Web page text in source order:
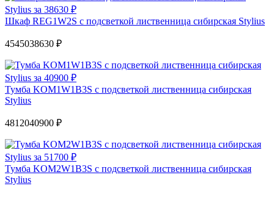
Шкаф REG1W2S с подсветкой лиственница сибирская Stylius
4545038630 ₽
Тумба KOM1W1B3S с подсветкой лиственница сибирская
Stylius
4812040900 ₽
Тумба KOM2W1B3S c подсветкой лиственница сибирская
Stylius